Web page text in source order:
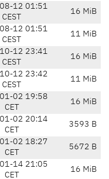
12 01:51
CEST
16 MiB
12 01:51
CEST
11 MiB
12 23:41
CEST
16 MiB
12 23:42
CEST
11 MiB
02 19:58
CET
16 MiB
02 20:14
CET
3593 B
02 18:27
CET
5672 B
14 21:05
CET
16 MiB